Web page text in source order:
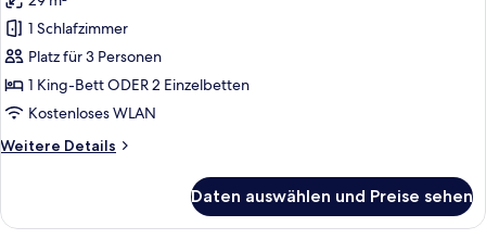
Studiosuite
anzeigen
1 Schlafzimmer
Platz für 3 Personen
1 King-Bett ODER 2 Einzelbetten
Kostenloses WLAN
Weitere Details
Weitere
Studiosuite
Daten auswählen und Preise sehen